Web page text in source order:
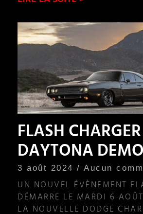
FLASH CHARGER
DAYTONA
3 août 2024 Aucun
UN NOUVEL ÉVÈNEMENT
DÉMARRE LE MARDI 6
LA NOUVELLE DODGE